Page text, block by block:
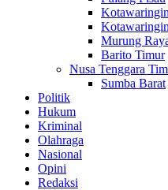
Murung
Barito Timur
Nusa Tenggara
Sumba Barat
Politik
Hukum
Kriminal
Olahraga
Nasional
Opini
Redaksi